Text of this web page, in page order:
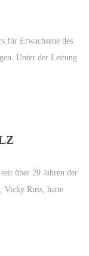
für Erwachsene des
Unter der Leitung
über 20 Jahren der
Vicky Russ, hatte